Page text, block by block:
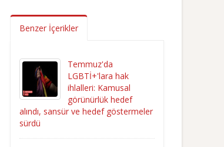
Benzer İçerikler
Temmuz'da
LGBTİ+'lara hak
ihlalleri: Kamusal
görünürlük hedef
alındı, sansür ve hedef göstermeler
sürdü